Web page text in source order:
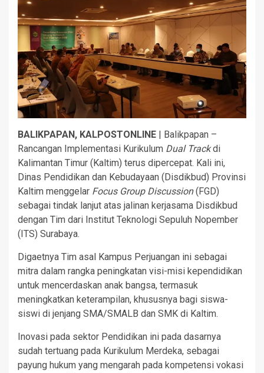
BALIKPAPAN, KALPOSTONLINE
| Balikpapan –
Rancangan Implementasi Kurikulum Dual Trackdi
Kalimantan Timur (Kaltim) terus dipercepat. Kali ini,
Dinas Pendidikan dan Kebudayaan (Disdikbud) Provinsi
Kaltim menggelar Focus Group Discussion(FGD)
sebagai tindak lanjut atas jalinan kerjasama Disdikbud
dengan Tim dari Institut Teknologi Sepuluh Nopember
(ITS) Surabaya.
Digaetnya Tim asal Kampus Perjuangan ini sebagai
mitra dalam rangka peningkatan visi-misi kependidikan
untuk mencerdaskan anak bangsa, termasuk
meningkatkan keterampilan, khususnya bagi siswa-
siswi di jenjang SMA/SMALB dan SMK di Kaltim.
Inovasi pada sektor Pendidikan ini pada dasarnya
sudah tertuang pada Kurikulum Merdeka, sebagai
payung hukum yang mengarah pada kompetensi vokasi